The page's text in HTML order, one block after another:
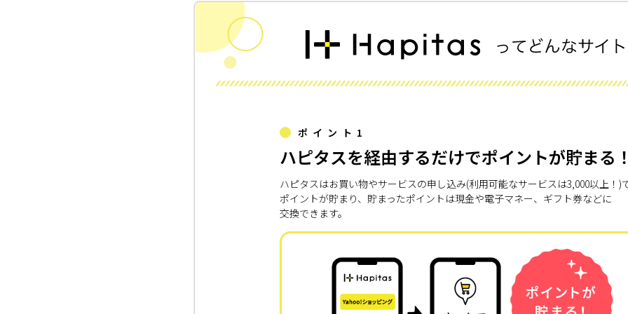
ポイント1
ハピタスを経由するだけでポイントが貯まる
ハピタスはお買い物やサービスの申し込み(利用可能なサービスは3,000以上！)
ポイントが貯まり、貯まったポイントは現金や電子マネー、ギフト券などに
交換できます。